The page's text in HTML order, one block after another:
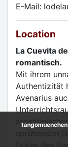
E-Mail:
Location
La Cuevita
romantisch.
Mit ihrem
Authentizität
Avenarius
sprühenden